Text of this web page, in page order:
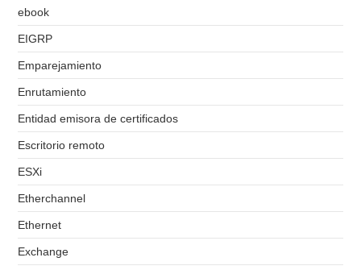
ebook
EIGRP
Emparejamiento
Enrutamiento
Entidad emisora de certificados
Escritorio remoto
ESXi
Etherchannel
Ethernet
Exchange